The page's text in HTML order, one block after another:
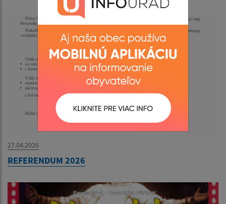
27.04.2026
REFERENDUM 2026